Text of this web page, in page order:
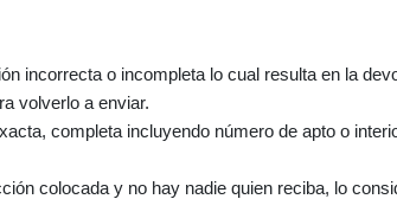
incorrecta o incompleta lo cual resulta en la
volverlo a enviar.
completa incluyendo número de apto o
colocada y no hay nadie quien reciba, lo